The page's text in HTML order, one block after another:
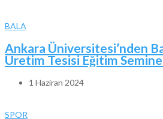
BALA
Ankara Üniversitesi’nden
Üretim Tesisi Eğitim
1 Haziran 2024
SPOR